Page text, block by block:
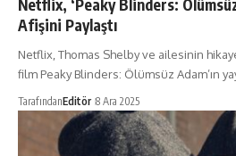
Netflix, ‘Peaky Blinders:
Afişini Paylaştı
Netflix, Thomas Shelby ve ailesinin
film Peaky Blinders: Ölümsüz Adam’ın
TarafındanEditör 8 Ara 2025